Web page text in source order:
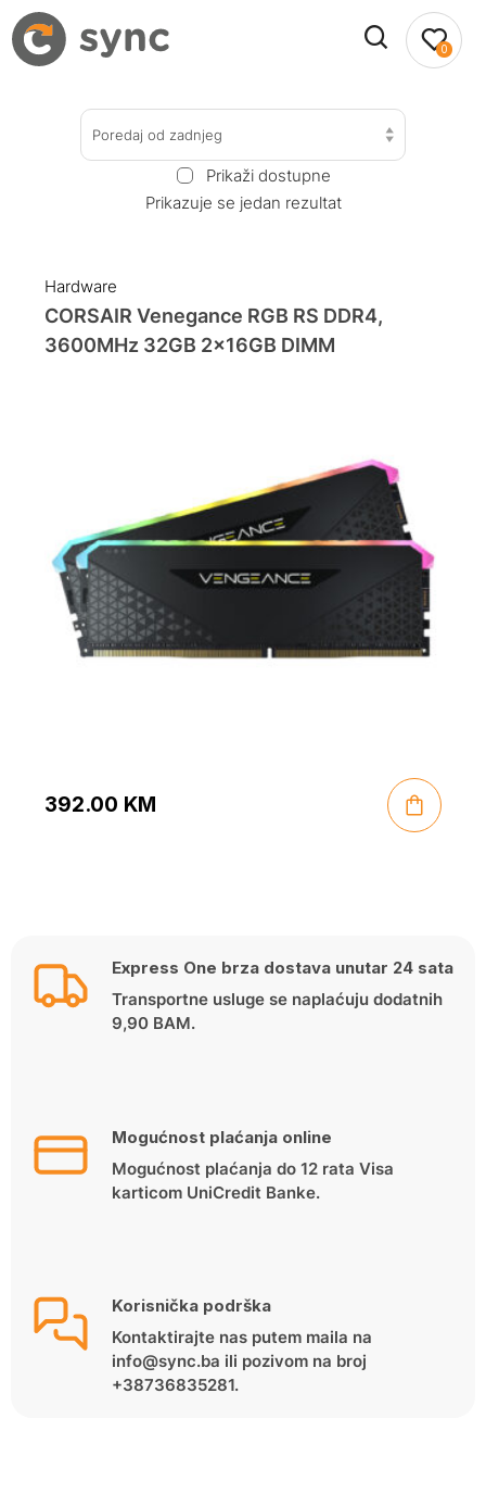
0
Poredaj od zadnjeg
Prikaži dostupne
Prikazuje se jedan rezultat
Hardware
CORSAIR Venegance RGB RS DDR4,
3600MHz 32GB 2x16GB DIMM
392.00 KM
Express One brza dostava unutar 24 sata
Transportne usluge se naplaćuju dodatnih
9,90 BAM.
Mogućnost plaćanja online
Mogućnost plaćanja do 12 rata Visa
karticom UniCredit Banke.
Korisnička podrška
Kontaktirajte nas putem maila na
info@sync.ba ili pozivom na broj
+38736835281.